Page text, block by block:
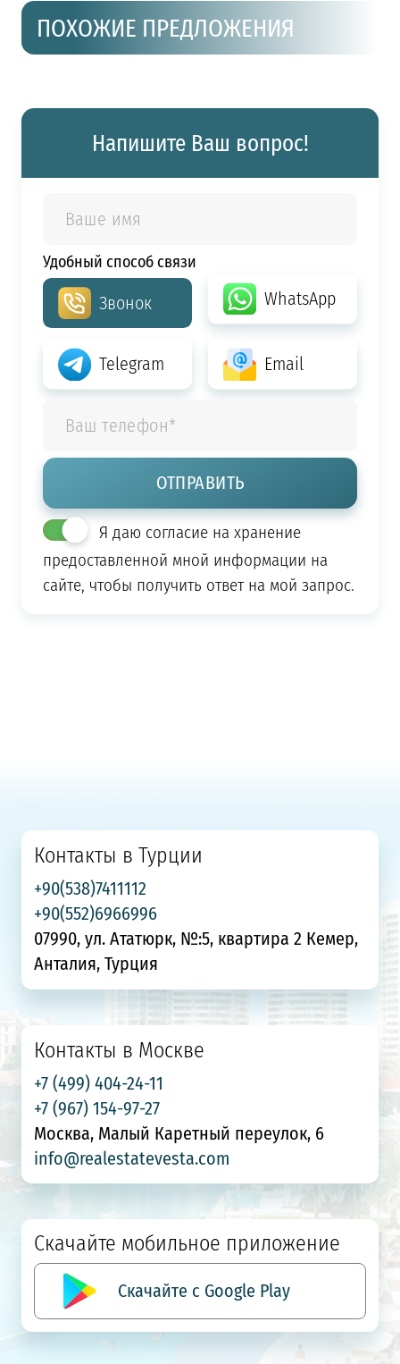
ПОХОЖИЕ ПРЕДЛОЖЕНИЯ
Напишите Ваш вопрос!
Удобный способ связи
Звонок WhatsApp
Telegram Email
Я даю согласие на хранение
предоставленной мной информации на
сайте, чтобы получить ответ на мой запрос.
Контакты в Турции
+90(538)7411112
+90(552)6966996
07990, ул. Ататюрк, №:5, квартира 2 Кемер,
Анталия, Турция
Контакты в Москве
+7 (499) 404-24-11
+7 (967) 154-97-27
Москва, Малый Каретный переулок, 6
info@realestatevesta.com
Скачайте мобильное приложение
Скачайте с Google Play